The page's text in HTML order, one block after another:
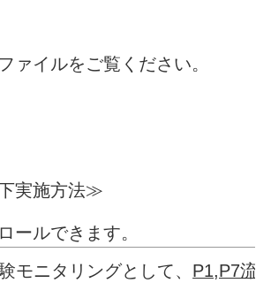
ァイルをご覧ください。
実施方法≫
ールできます。
モニタリングとして、 P1,P7流